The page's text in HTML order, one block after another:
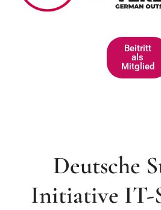
Beitritt
als
Mitglied
Deutsche
Initiative IT-